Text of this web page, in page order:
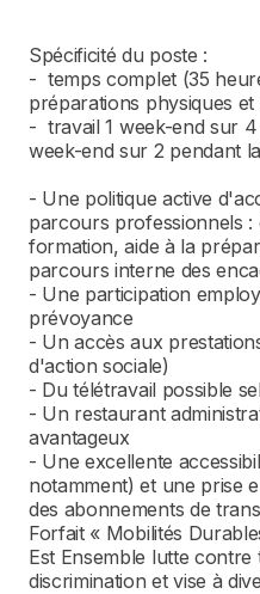
Spécificité du poste :
- temps complet (35
préparations physiques et
- travail 1 week-end sur
week-end sur 2 pendant
- Une politique active
parcours professionnels :
formation, aide à la
parcours interne des
- Une participation
prévoyance
- Un accès aux
d'action sociale)
- Du télétravail possible
- Un restaurant
avantageux
- Une excellente
notamment) et une prise
des abonnements de
Forfait « Mobilités
Est Ensemble lutte
discrimination et vise à